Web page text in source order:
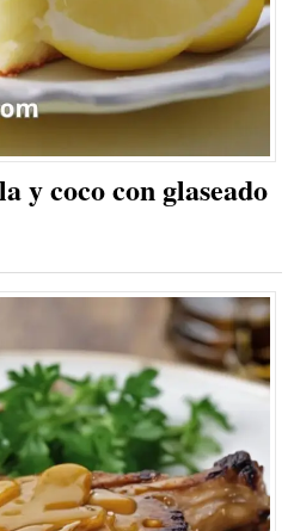
y coco con glaseado